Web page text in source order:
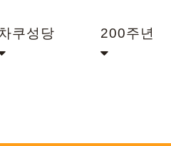
쿠성당 200주년